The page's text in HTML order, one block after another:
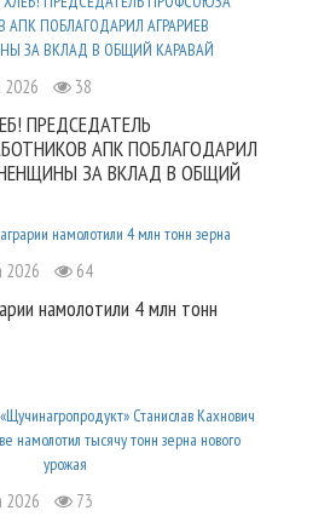
2026 38
ПРЕДСЕДАТЕЛЬ
АПК ПОБЛАГОДАРИЛ
ЗА ВКЛАД В ОБЩИЙ
2026 64
намолотили 4 млн тонн
2026 73